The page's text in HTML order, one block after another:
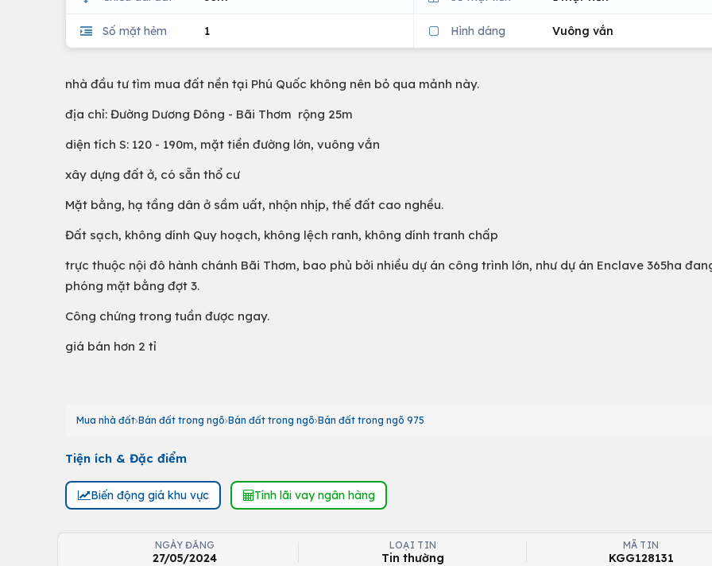
Số mặt hẻm 1 Hình dáng Vuông vắn
nhà đầu tư tìm mua đất nền tại Phú Quốc không nên bỏ qua mảnh này.
địa chỉ: Đường Dương Đông - Bãi Thơm rộng 25m
diện tích S: 120 - 190m, mặt tiền đường lớn, vuông vắn
xây dựng đất ở, có sẵn thổ cư
Mặt bằng, hạ tầng dân ở sầm uất, nhộn nhịp, thế đất cao nghều.
Đất sạch, không dính Quy hoạch, không lệch ranh, không dính tranh chấp
trực thuộc nội đô hành chánh Bãi Thơm, bao phủ bởi nhiều dự án công trình lớn, như dự án Enclave 365ha
phóng mặt bằng đợt 3.
Công chứng trong tuần được ngay.
giá bán hơn 2 tỉ
Mua nhà đất Bán đất trong ngõ Bán đất trong ngõ Bán đất trong ngõ 975
Tiện ích & Đặc điểm
Biến động giá khu vực Tính lãi vay ngân hàng
NGÀY ĐĂNG
27/05/2024
LOẠI TIN
Tin thường
MÃ TIN
KGG128131